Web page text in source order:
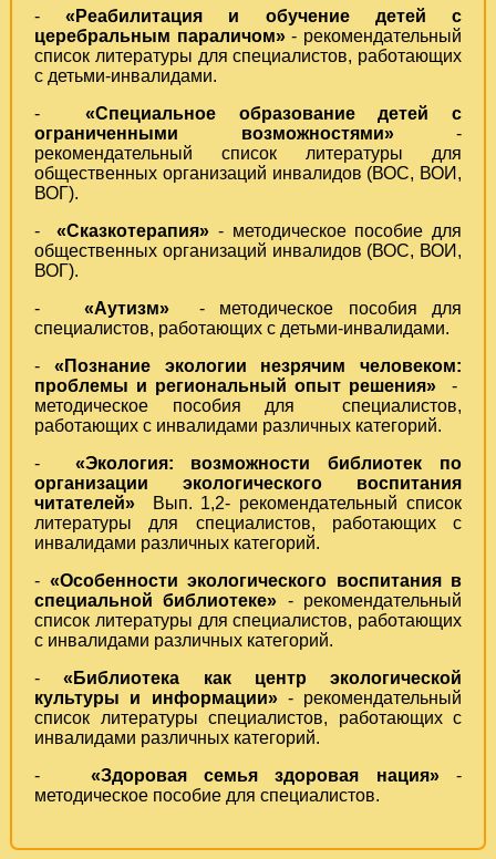
-«Реабилитация и обучение детей с
церебральным параличом»- рекомендательный
список литературы для специалистов, работающих
с детьми-инвалидами.
-«Специальное образование детей с
ограниченными возможностями»-
рекомендательный список литературы для
общественных организаций инвалидов (ВОС, ВОИ,
ВОГ).
-«Сказкотерапия» - методическое пособие для
общественных организаций инвалидов (ВОС, ВОИ,
ВОГ).
-«Аутизм» - методическое пособия для
специалистов, работающих с детьми-инвалидами.
- «Познание экологии незрячим человеком:
проблемы и региональный опыт решения» -
методическое пособия для специалистов,
работающих с инвалидами различных категорий.
-
«Экология: возможности библиотек по
организации экологического воспитания
читателей»
Вып. 1,2- рекомендательный список
литературы для специалистов, работающих с
инвалидами различных категорий.
- «Особенности экологического воспитания в
специальной библиотеке» - рекомендательный
список литературы для специалистов, работающих
с инвалидами различных категорий.
-«Библиотека как центр экологической
культуры и информации»- рекомендательный
список литературы специалистов, работающих с
инвалидами различных категорий.
- «Здоровая семья здоровая нация»-
методическое пособие для специалистов.